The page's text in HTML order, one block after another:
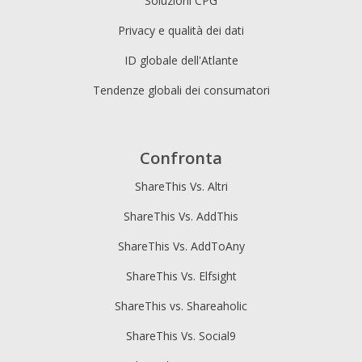
Privacy e qualità dei dati
ID globale dell'Atlante
Tendenze globali dei consumatori
Confronta
ShareThis Vs. Altri
ShareThis Vs. AddThis
ShareThis Vs. AddToAny
ShareThis Vs. Elfsight
ShareThis vs. Shareaholic
ShareThis Vs. Social9